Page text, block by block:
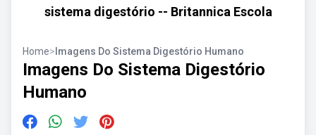
sistema digestório -- Britannica Escola
Home> Imagens Do Sistema Digestório Humano
Imagens Do Sistema Digestório
Humano